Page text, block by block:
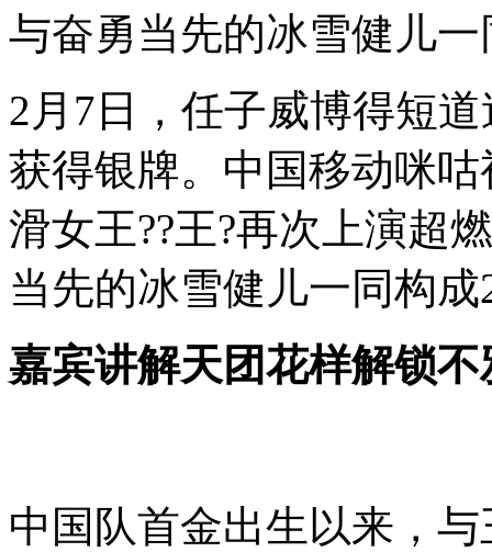
与奋勇当先的冰雪健儿
2月7日，任子威博得短
获得银牌。中国移动咪
滑女王??王?再次上演超
当先的冰雪健儿一同构
嘉宾讲解天团花样解锁
中国队首金出生以来，